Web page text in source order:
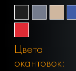
Цвета
окантовок: